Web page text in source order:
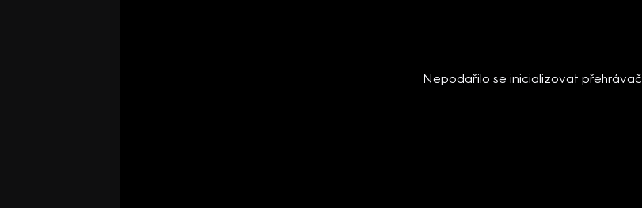
Nepodařilo se inicializovat přehrávač